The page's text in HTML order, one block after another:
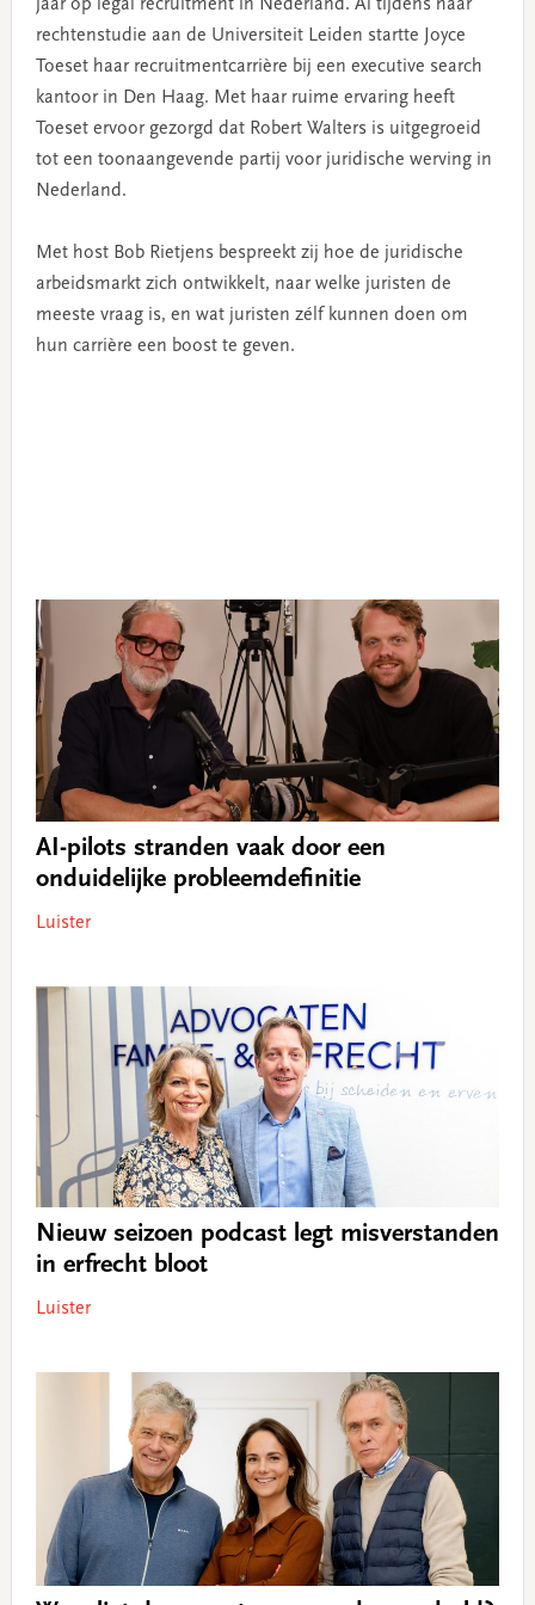
jaar op legal recruitment in Nederland. Al tijdens haar
rechtenstudie aan de Universiteit Leiden startte Joyce
Toeset haar recruitmentcarrière bij een executive search
kantoor in Den Haag. Met haar ruime ervaring heeft
Toeset ervoor gezorgd dat Robert Walters is uitgegroeid
tot een toonaangevende partij voor juridische werving in
Nederland.
Met host Bob Rietjens bespreekt zij hoe de juridische
arbeidsmarkt zich ontwikkelt, naar welke juristen de
meeste vraag is, en wat juristen zélf kunnen doen om
hun carrière een boost te geven.
AI-pilots stranden vaak door een
onduidelijke probleemdefinitie
Luister
Nieuw seizoen podcast legt misverstanden
in erfrecht bloot
Luister